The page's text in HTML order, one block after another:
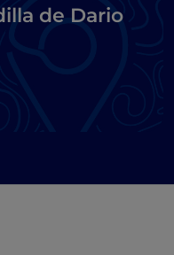
de Dario